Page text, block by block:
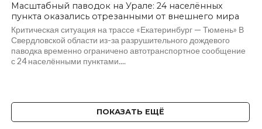
Масштабный паводок на Урале: 24 населённых
пункта оказались отрезанными от внешнего мира
Критическая ситуация на трассе «Екатеринбург — Тюмень» В
Свердловской области из-за разрушительного дождевого
паводка временно ограничено автотранспортное сообщение
с 24 населёнными пунктами....
ПОКАЗАТЬ ЕЩЁ